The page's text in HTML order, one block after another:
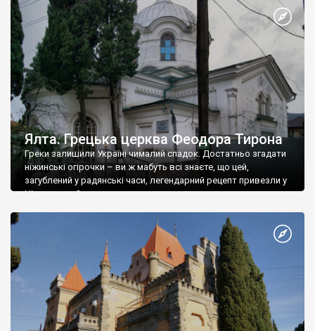
Ялта. Грецька церква Феодора Тирона
Греки залишили Україні чималий спадок. Достатньо згадати
ніжинські огірочки – ви ж мабуть всі знаєте, що цей,
загублений у радянські часи, легендарний рецепт привезли у
Ніжин греки?